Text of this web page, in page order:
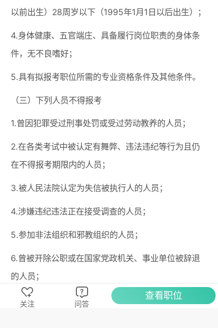
关注 问答
查看职位
以前出生）28周岁以下（1995年1月1日以后出生）；
4.身体健康、五官端庄、具备履行岗位职责的身体条
件，无不良嗜好；
5.具有拟报考职位所需的专业资格条件及其他条件。
（三）下列人员不得报考
1.曾因犯罪受过刑事处罚或受过劳动教养的人员；
2.在各类考试中被认定有舞弊、违法违纪等行为且仍
在不得报考期限内的人员；
3.被人民法院认定为失信被执行人的人员；
4.涉嫌违纪违法正在接受调查的人员；
5.参加非法组织和邪教组织的人员；
6.曾被开除公职或在国家党政机关、事业单位被辞退
的人员；
7.经招聘工作领导小组研究确定不能报考的人员。